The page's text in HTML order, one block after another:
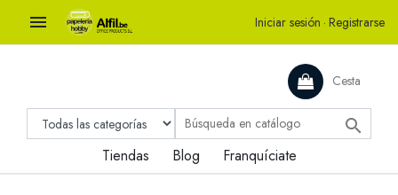
 Iniciar sesión · Registrarse
Cesta

Tiendas Blog Franquíciate